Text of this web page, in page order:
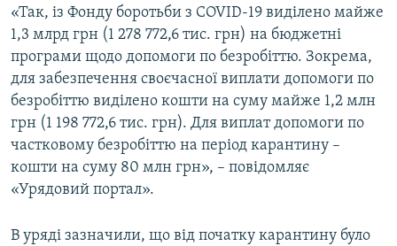
Усі сайти RFE/RL
«Так, із Фонду боротьби з COVID-19 виділено майже
1,3 млрд грн (1 278 772,6 тис. грн) на бюджетні
програми щодо допомоги по безробіттю. Зокрема,
для забезпечення своєчасної виплати допомоги по
безробіттю виділено кошти на суму майже 1,2 млн
грн (1 198 772,6 тис. грн). Для виплат допомоги по
частковому безробіттю на період карантину –
кошти на суму 80 млн грн», – повідомляє
«Урядовий портал».
В уряді зазначили, що від початку карантину було